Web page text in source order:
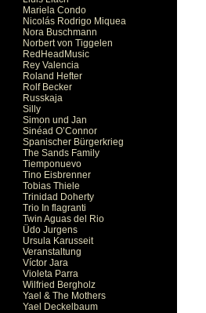
Mariela Condo
Nicolás Rodrigo Miquea
Nora Buschmann
Norbert von Tiggelen
RedHeadMusic
Rey Valencia
Roland Hefter
Rolf Becker
Russkaja
Silly
Simon und Jan
Sinéad O’Connor
Spanischer Bürgerkrieg
The Sands Family
Tiemponuevo
Tino Eisbrenner
Tobias Thiele
Trinidad Doherty
Trio In flagranti
Twin Aguas del Rio
Üdo Jurgens
Ursula Karusseit
Veranstaltung
Víctor Jara
Violeta Parra
Wilfried Bergholz
Yael & The Mothers
Yael Deckelbaum